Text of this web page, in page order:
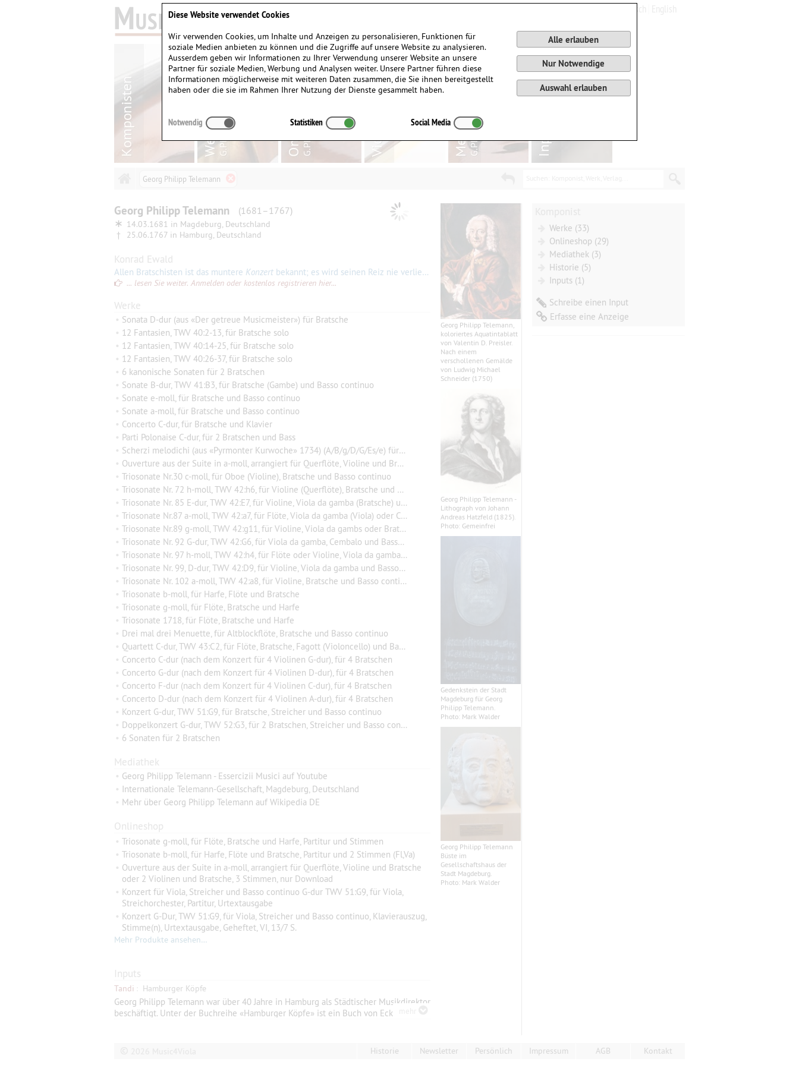
Georg Philipp Telemann
Georg PhilippTelemann (1681–1767)
∗ 14.03.1681 in Magdeburg, Deutschland
†
25.06.1767 in Hamburg, Deutschland
Konrad Ewald
Allen Bratschisten ist das muntere Konzert bekannt; es wird seinen Reiz nie verlieren. Georg Philipp Telemann hat ja so unendlich viel geschrieben, und seine Kompositionen sind weitherum so beliebt wie die von Vivaldi
... lesen Sie weiter. Anmelden oder kostenlos registrieren hier...
Werke
• Sonata D-dur (aus «Der getreue Musicmeister») für Bratsche
• 12 Fantasien, TWV 40:2-13, für Bratsche solo
• 12 Fantasien, TWV 40:14-25, für Bratsche solo
• 12 Fantasien, TWV 40:26-37, für Bratsche solo
• 6 kanonische Sonaten für 2 Bratschen
• Sonate B-dur, TWV 41:B3, für Bratsche (Gambe) und Basso continuo
• Sonate e-moll, für Bratsche und Basso continuo
• Sonate a-moll, für Bratsche und Basso continuo
• Concerto C-dur, für Bratsche und Klavier
• Parti Polonaise C-dur, für 2 Bratschen und Bass
• Scherzi melodichi (aus «Pyrmonter Kurwoche» 1734) (A/B/g/D/G/Es/e) für Violine, Bratsche (Violine) und Basso continuo
• Ouverture aus der Suite in a-moll, arrangiert für Querflöte, Violine und Bratsche oder 2 Violinen und Bratsche
• Triosonate Nr.30 c-moll, für Oboe (Violine), Bratsche und Basso continuo
• Triosonate Nr. 72 h-moll, TWV 42:h6, für Violine (Querflöte), Bratsche und Basso continuo
• Triosonate Nr. 85 E-dur, TWV 42:E7, für Violine, Viola da gamba (Bratsche) und Basso continuo
• Triosonate Nr.87 a-moll, TWV 42:a7, für Flöte, Viola da gamba (Viola) oder Cello und Basso continuo
• Triosonate Nr.89 g-moll, TWV 42:g11, für Violine, Viola da gambs oder Bratsche und Basso continuo
• Triosonate Nr. 92 G-dur, TWV 42:G6, für Viola da gamba, Cembalo und Basso continuo
• Triosonate Nr. 97 h-moll, TWV 42:h4, für Flöte oder Violine, Viola da gamba oder Viola und Basso continuo, für Bratsche und Klavier
• Triosonate Nr. 99, D-dur, TWV 42:D9, für Violine, Viola da gamba und Basso continuo
• Triosonate Nr. 102 a-moll, TWV 42:a8, für Violine, Bratsche und Basso continuo
• Triosonate b-moll, für Harfe, Flöte und Bratsche
• Triosonate g-moll, für Flöte, Bratsche und Harfe
• Triosonate 1718, für Flöte, Bratsche und Harfe
• Drei mal drei Menuette, für Altblockflöte, Bratsche und Basso continuo
• Quartett C-dur, TWV 43:C2, für Flöte, Bratsche, Fagott (Violoncello) und Basso continuo
• Concerto C-dur (nach dem Konzert für 4 Violinen G-dur), für 4 Bratschen
• Concerto G-dur (nach dem Konzert für 4 Violinen D-dur), für 4 Bratschen
• Concerto F-dur (nach dem Konzert für 4 Violinen C-dur), für 4 Bratschen
• Concerto D-dur (nach dem Konzert für 4 Violinen A-dur), für 4 Bratschen
• Konzert G-dur, TWV 51:G9, für Bratsche, Streicher und Basso continuo
• Doppelkonzert G-dur, TWV 52:G3, für 2 Bratschen, Streicher und Basso continuo
• 6 Sonaten für 2 Bratschen
Mediathek
• Georg Philipp Telemann - Essercizii Musici auf Youtube
• Internationale Telemann-Gesellschaft, Magdeburg, Deutschland
• Mehr über Georg Philipp Telemann auf Wikipedia DE
Onlineshop
• Triosonate g-moll, für Flöte, Bratsche und Harfe, Partitur und Stimmen
• Triosonate b-moll, für Harfe, Flöte und Bratsche, Partitur und 2 Stimmen (Fl,Va)
• Ouverture aus der Suite in a-moll, arrangiert für Querflöte, Violine und Bratsche
oder 2 Violinen und Bratsche, 3 Stimmen, nur Download
• Konzert für Viola, Streicher und Basso continuo G-dur TWV 51:G9, für Viola,
Streichorchester, Partitur, Urtextausgabe
• Konzert G-Dur, TWV 51:G9, für Viola, Streicher und Basso continuo, Klavierauszug,
Stimme(n), Urtextausgabe, Geheftet, VI, 13/7 S.
Mehr Produkte ansehen…
Inputs
Tandi Hamburger Köpfe
Georg Philipp Telemann war über 40 Jahre in Hamburg als Städtischer Musikdirektor
beschäftigt. Unter der Buchreihe «Hamburger Köpfe» ist ein Buch von Eckart
Georg Philipp Telemann,
koloriertes Aquatintablatt
von Valentin D. Preisler.
Nach einem
verschollenen Gemälde
von Ludwig Michael
Schneider (1750)
Georg Philipp Telemann -
Lithograph von Johann
Andreas Hatzfeld (1825).
Photo: Gemeinfrei
Gedenkstein der Stadt
Magdeburg für Georg
Philipp Telemann.
Photo: Mark Walder
Georg Philipp Telemann
Büste im
Gesellschaftshaus der
Stadt Magdeburg.
Photo: Mark Walder
Werke (33)
Onlineshop (29)
Mediathek (3)
Historie (5)
Inputs (1)
Schreibe einen Input
Erfasse eine Anzeige
Historie Newsletter Persönlich Impressum AGB Kontakt
Diese Website verwendet Cookies
Wir verwenden Cookies, um Inhalte und Anzeigen zu personalisieren, Funktionen für
soziale Medien anbieten zu können und die Zugriffe auf unsere Website zu analysieren.
Ausserdem geben wir Informationen zu Ihrer Verwendung unserer Website an unsere
Partner für soziale Medien, Werbung und Analysen weiter. Unsere Partner führen diese
Informationen möglicherweise mit weiteren Daten zusammen, die Sie ihnen bereitgestellt
haben oder die sie im Rahmen Ihrer Nutzung der Dienste gesammelt haben.
Alle erlauben
Nur Notwendige
Auswahl erlauben
Notwendig Statistiken Social Media